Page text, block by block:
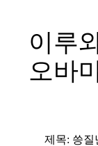
이루
오바
제목: 씅질